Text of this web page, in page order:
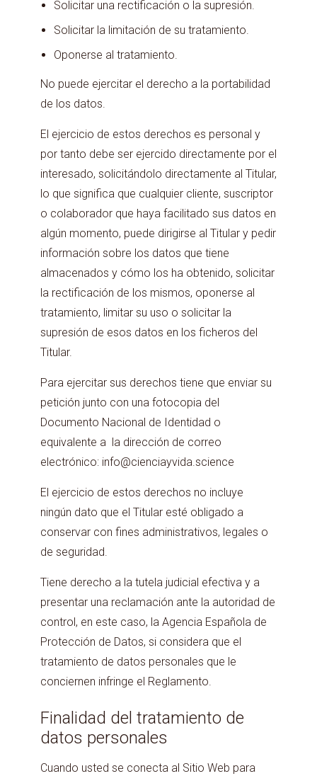
Solicitar una rectificación o la supresión.
Solicitar la limitación de su tratamiento.
Oponerse al tratamiento.
No puede ejercitar el derecho a la portabilidad
de los datos.
El ejercicio de estos derechos es personal y
por tanto debe ser ejercido directamente por el
interesado, solicitándolo directamente al Titular,
lo que significa que cualquier cliente, suscriptor
o colaborador que haya facilitado sus datos en
algún momento, puede dirigirse al Titular y pedir
información sobre los datos que tiene
almacenados y cómo los ha obtenido, solicitar
la rectificación de los mismos, oponerse al
tratamiento, limitar su uso o solicitar la
supresión de esos datos en los ficheros del
Titular.
Para ejercitar sus derechos tiene que enviar su
petición junto con una fotocopia del
Documento Nacional de Identidad o
equivalente a la dirección de correo
electrónico: info@cienciayvida.science
El ejercicio de estos derechos no incluye
ningún dato que el Titular esté obligado a
conservar con fines administrativos, legales o
de seguridad.
Tiene derecho a la tutela judicial efectiva y a
presentar una reclamación ante la autoridad de
control, en este caso, la Agencia Española de
Protección de Datos, si considera que el
tratamiento de datos personales que le
conciernen infringe el Reglamento.
Finalidad del tratamiento de
datos personales
Cuando usted se conecta al Sitio Web para